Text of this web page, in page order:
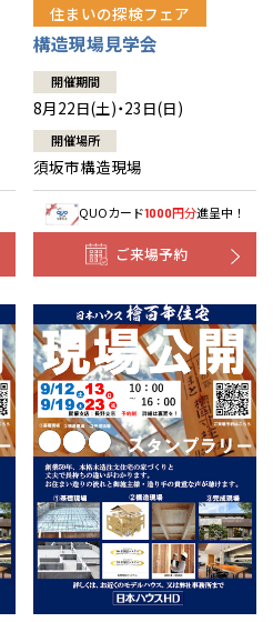
住まいの探検フェア
構造現場見学会
開催期間
8月22日(土)・23日(日)
開催場所
須坂市構造現場
QUOカード1000円分進呈中！
ご来場予約